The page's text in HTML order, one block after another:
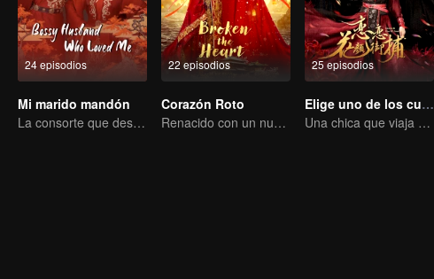
24 episodios
Mi marido mandón
La consorte que desafió su destino
22 episodios
Corazón Roto
Renacido con un nuevo rostro, pero incapaz de liberarse del amor
25 episodios
Elige uno de los cuatro
Una chica que viaja en el tiempo conquista a cuatro apuestos hombres